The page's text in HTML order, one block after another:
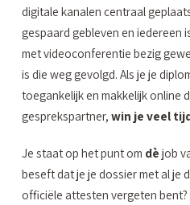
digitale kanalen centraal
gespaard gebleven en iedereen
met videoconferentie bezig
is die weg gevolgd. Als je je
toegankelijk en makkelijk online
gesprekspartner, win je veel
Je staat op het punt om dè job
beseft dat je je dossier met al je
officiële attesten vergeten bent?